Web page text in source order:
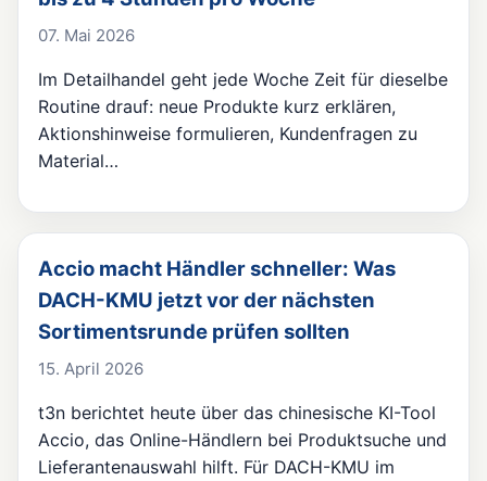
07. Mai 2026
Im Detailhandel geht jede Woche Zeit für dieselbe
Routine drauf: neue Produkte kurz erklären,
Aktionshinweise formulieren, Kundenfragen zu
Material…
Accio macht Händler schneller: Was
DACH-KMU jetzt vor der nächsten
Sortimentsrunde prüfen sollten
15. April 2026
t3n berichtet heute über das chinesische KI-Tool
Accio, das Online-Händlern bei Produktsuche und
Lieferantenauswahl hilft. Für DACH-KMU im